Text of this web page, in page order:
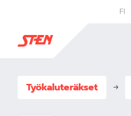
FI
Työkaluteräkset